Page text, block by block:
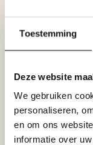
Toestemming
Deze website
We gebruiken
personaliseren,
en om ons
informatie over
- Afwerking: Plint
overschilderbaar
Prijs per plint (=
Specificaties
Leverancier
Reviews
Tags